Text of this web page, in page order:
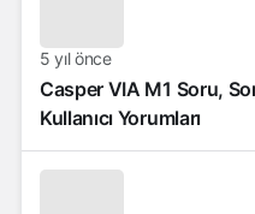
5 yıl önce
Casper VIA M1 Soru,
Kullanıcı Yorumları